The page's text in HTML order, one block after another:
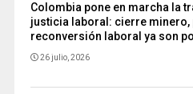
Colombia pone en marcha la
justicia laboral: cierre
reconversión laboral ya son
26 julio, 2026